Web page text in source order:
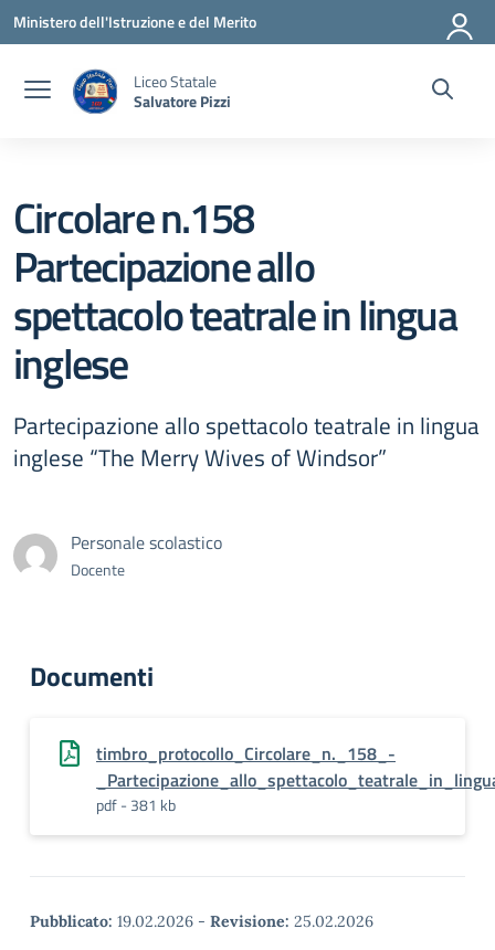
Vai ai contenuti
Vai al menu di navigazione
Vai al footer
Ministero dell'Istruzione e del Merito
Liceo Statale
Salvatore Pizzi
Circolare n.158
Partecipazione allo
spettacolo teatrale in lingua
inglese
Partecipazione allo spettacolo teatrale in lingua
inglese “The Merry Wives of Windsor”
Personale scolastico
Docente
Documenti
timbro_protocollo_Circolare_n._158_-
pdf - 381 kb
Pubblicato: 19.02.2026 - Revisione: 25.02.2026